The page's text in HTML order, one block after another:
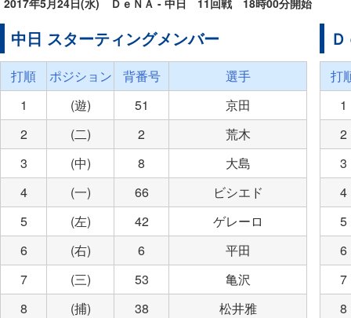
2017年5月24日(水) ＤｅＮＡ - 中日 11回戦 18時00分開始
中日 スターティングメンバー
打順 ポジション 背番号
選手
1
(遊) 51
京田
2
(二) 2
荒木
3
(中) 8
大島
4
(一) 66
ビシエド
5
(左) 42
ゲレーロ
6
(右) 6
平田
7
(三) 53
亀沢
8
(捕) 38
松井雅
打
1
2
3
4
5
6
7
8